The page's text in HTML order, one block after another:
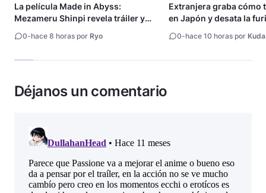
La película Made in Abyss:
Mezameru Shinpi revela tráiler y
0-hace 8 horas por Ryo
Extranjera graba cómo
en Japón y desata la
0-hace 10 horas por
Déjanos un comentario